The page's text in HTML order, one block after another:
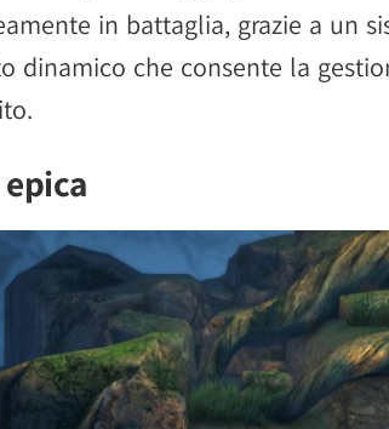
in battaglia, grazie a un
dinamico che consente la